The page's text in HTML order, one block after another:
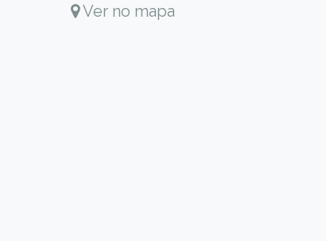
Ver no mapa